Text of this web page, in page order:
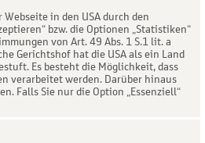
in den USA durch den
bzw. die Optionen „Statistiken“
von Art. 49 Abs. 1 S.1 lit. a
Gerichtshof hat die USA als ein Land
Es besteht die Möglichkeit, dass
verarbeitet werden. Darüber hinaus
Falls Sie nur die Option „Essenziell“